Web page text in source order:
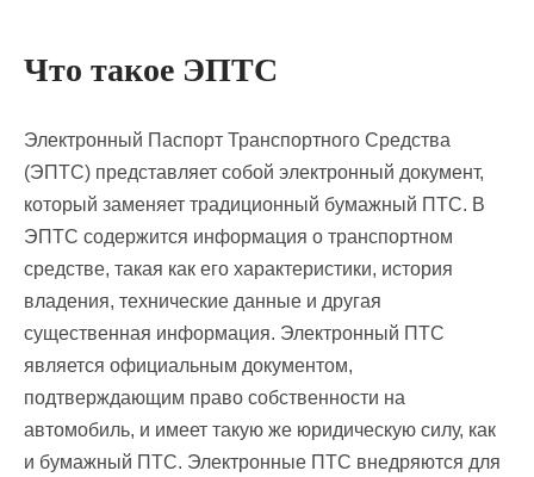
Что такое ЭПТС
Электронный Паспорт Транспортного Средства
(ЭПТС) представляет собой электронный документ,
который заменяет традиционный бумажный ПТС. В
ЭПТС содержится информация о транспортном
средстве, такая как его характеристики, история
владения, технические данные и другая
существенная информация. Электронный ПТС
является официальным документом,
подтверждающим право собственности на
автомобиль, и имеет такую же юридическую силу, как
и бумажный ПТС. Электронные ПТС внедряются для